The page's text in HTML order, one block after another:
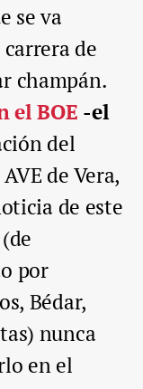
se va
de
champán.
el BOE -el
del
de Vera,
de este
por
Bédar,
nunca
en el